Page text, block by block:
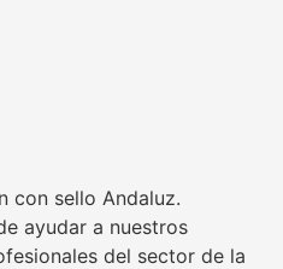
con sello Andaluz.
ayudar a nuestros
del sector de la